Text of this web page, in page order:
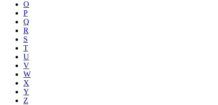
O
P
Q
R
S
T
U
V
W
X
Y
Z